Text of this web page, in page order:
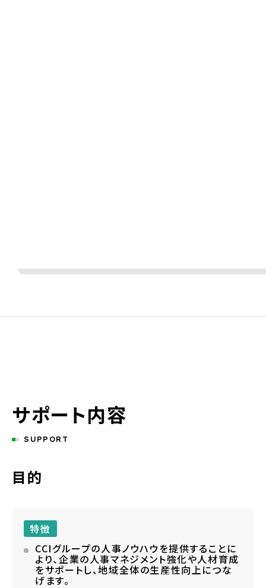
サポート内容
SUPPORT
目的
特徴
CCIグループの人事ノウハウを提供することに
より、企業の人事マネジメント強化や人材育成
をサポートし、地域全体の生産性向上につな
げます。